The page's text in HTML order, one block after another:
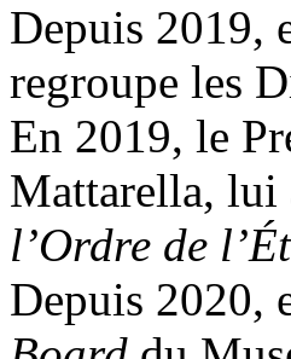
Depuis 2019,
regroupe les
En 2019, le
Mattarella, lui
l’Ordre de
Depuis 2020,